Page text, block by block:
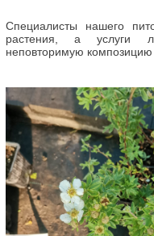
Специалисты нашего
растения, а услуги
неповторимую